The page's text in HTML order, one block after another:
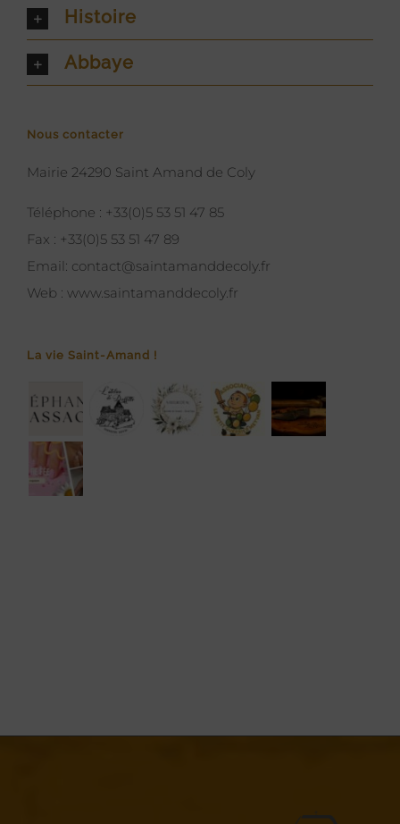
Histoire
Abbaye
Nous contacter
Mairie 24290 Saint Amand de Coly
Téléphone : +33(0)5 53 51 47 85
Fax : +33(0)5 53 51 47 89
Email: contact@saintamanddecoly.fr
Web : www.saintamanddecoly.fr
La vie Saint-Amand !